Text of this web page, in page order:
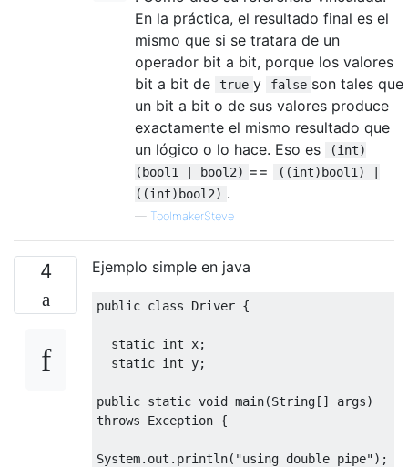
En la práctica, el resultado final es el
mismo que si se tratara de un
operador bit a bit, porque los valores
bit a bit de
true y false son tales que
un bit a bit o de sus valores produce
exactamente el mismo resultado que
un lógico o lo hace. Eso es
(int)
(bool1 | bool2) ==
((int)bool1) |
((int)bool2) .
— ToolmakerSteve
4 Ejemplo simple en java
public class Driver {
static int x;
static int y;
public static void main(String[] args)
throws
Exception {
System. out . println( "using double pipe");